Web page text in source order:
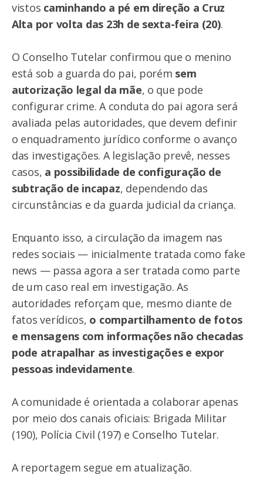
vistos caminhando a pé em direção a Cruz
Alta por volta das 23h de sexta-feira (20).
O Conselho Tutelar confirmou que o menino
está sob a guarda do pai, porém sem
autorização legal da mãe, o que pode
configurar crime. A conduta do pai agora será
avaliada pelas autoridades, que devem definir
o enquadramento jurídico conforme o avanço
das investigações. A legislação prevê, nesses
casos, a possibilidade de configuração de
subtração de incapaz, dependendo das
circunstâncias e da guarda judicial da criança.
Enquanto isso, a circulação da imagem nas
redes sociais — inicialmente tratada como fake
news — passa agora a ser tratada como parte
de um caso real em investigação. As
autoridades reforçam que, mesmo diante de
fatos verídicos, o compartilhamento de fotos
e mensagens com informações não checadas
pode atrapalhar as investigações e expor
pessoas indevidamente.
A comunidade é orientada a colaborar apenas
por meio dos canais oficiais: Brigada Militar
(190), Polícia Civil (197) e Conselho Tutelar.
A reportagem segue em atualização.